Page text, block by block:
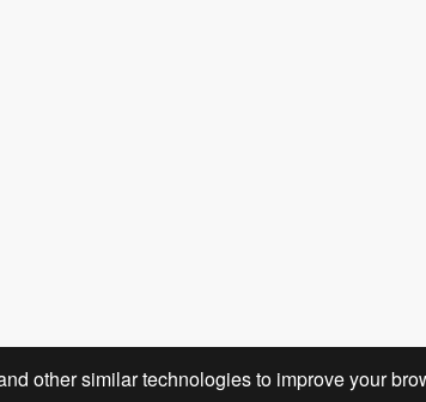
other similar technologies to improve your